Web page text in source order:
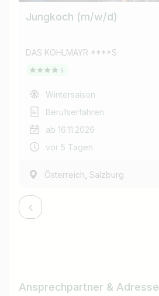
Jungkoch (m/w/d)
DAS KOHLMAYR ****S
Wintersaison
Berufserfahren
ab 16.11.2026
vor 5 Tagen
Österreich, Salzburg
Ansprechpartner & Adresse